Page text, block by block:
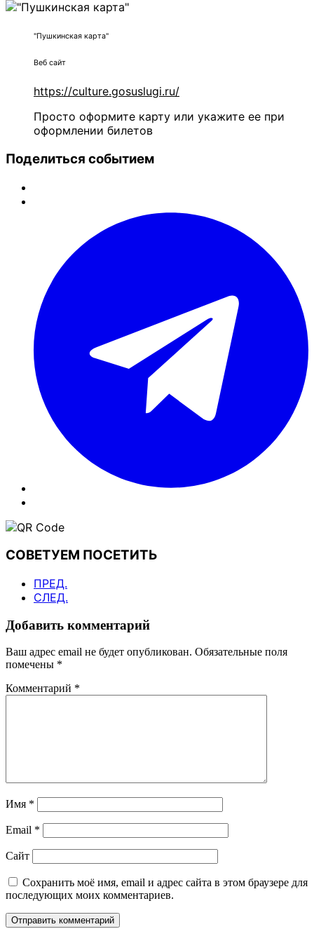
"Пушкинская карта"
Веб сайт
https://culture.gosuslugi.ru/
Просто оформите карту или укажите ее при
оформлении билетов
Поделиться событием
СОВЕТУЕМ ПОСЕТИТЬ
ПРЕД.
СЛЕД.
Добавить комментарий
Ваш адрес email не будет опубликован. Обязательные поля
помечены *
Комментарий *
Имя *
Email *
Сайт
Сохранить моё имя, email и адрес сайта в этом браузере для
последующих моих комментариев.